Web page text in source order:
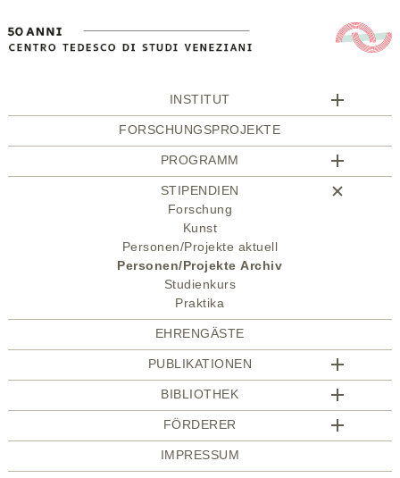
INSTITUT
FORSCHUNGSPROJEKTE
PROGRAMM
STIPENDIEN
Forschung
Kunst
Personen/Projekte aktuell
Personen/Projekte Archiv
Studienkurs
Praktika
EHRENGÄSTE
PUBLIKATIONEN
BIBLIOTHEK
FÖRDERER
IMPRESSUM